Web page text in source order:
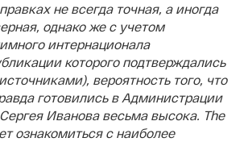
не всегда точная, а иногда
однако же с учетом
интернационала
которого подтверждались
вероятность того, что
готовились в Администрации
Иванова весьма высока. The
ознакомиться с наиболее